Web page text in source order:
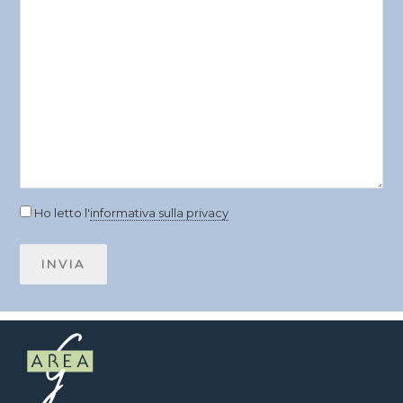
Ho letto l'informativa sulla privacy